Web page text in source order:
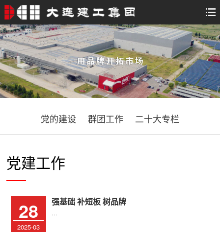
党的建设 群团工作 二十大专栏
党建工作
28
2025-03
强基础 补短板 树品牌
...